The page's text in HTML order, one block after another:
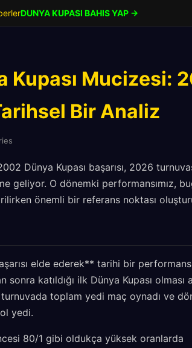
DUNYA KUPASI BAHIS YAP →
Kupası Mucizesi:
Bir Analiz
Dünya Kupası başarısı, 2026
geliyor. O dönemki performansımız,
önemli bir referans noktası
elde ederek** tarihi bir
katıldığı ilk Dünya Kupası olması
turnuvada toplam yedi maç oynadı ve
yedi.
80/1 gibi oldukça yüksek oranlarda